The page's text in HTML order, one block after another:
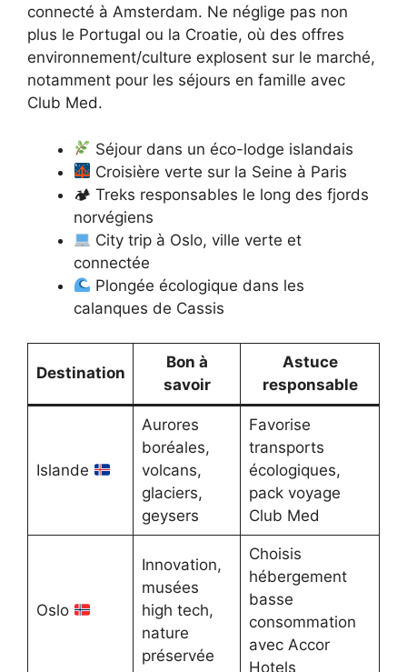
connecté à Amsterdam. Ne néglige pas non
plus le Portugal ou la Croatie, où des offres
environnement/culture explosent sur le marché,
notamment pour les séjours en famille avec
Club Med.
Séjour dans un éco-lodge islandais
Croisière verte sur la Seine à Paris
🏕 Treks responsables le long des fjords
norvégiens
City trip à Oslo, ville verte et
connectée
Plongée écologique dans les
calanques de Cassis
Destination
Bon à
savoir
Astuce
responsable
Islande
Aurores
boréales,
volcans,
glaciers,
geysers
Favorise
transports
écologiques,
pack voyage
Club Med
Oslo
Innovation,
musées
high tech,
nature
préservée
Choisis
hébergement
basse
consommation
avec Accor
Hotels